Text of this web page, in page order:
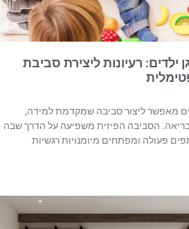
ילדים: רעיונות ליצירת סביבת
מאפשר ליצור סביבה שמקדמת למידה,
הסביבה הפיזית משפיעה על הדרך שבה
פעולה ומפתחים מיומנויות רגשיות